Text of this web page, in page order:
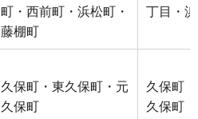
町・西前町・浜松町・
藤棚町
丁目・
久保町・東久保町・元
久保町
久保町
久保町